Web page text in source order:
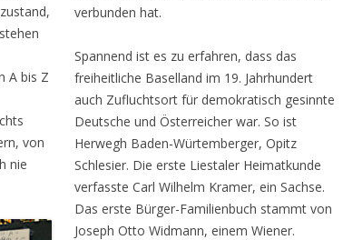
A bis Z
von
nie
verbunden hat.
Spannend ist es zu erfahren, dass das
freiheitliche Baselland im 19. Jahrhundert
auch Zufluchtsort für demokratisch gesinnte
Deutsche und Österreicher war. So ist
Herwegh Baden-Würtemberger, Opitz
Schlesier. Die erste Liestaler Heimatkunde
verfasste Carl Wilhelm Kramer, ein Sachse.
Das erste Bürger-Familienbuch stammt von
Joseph Otto Widmann, einem Wiener.